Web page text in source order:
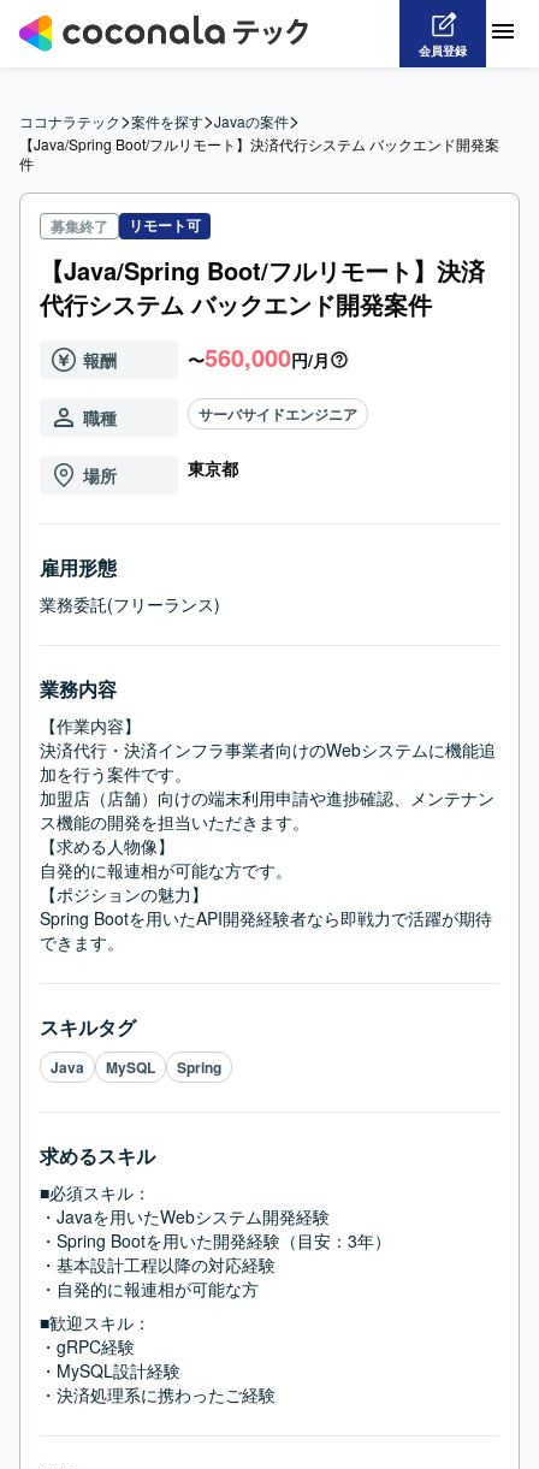
会員登録
ココナラテック>案件を探す>Javaの案件>
【Java/Spring Boot/フルリモート】決済代行システム バックエンド開発案
件
募集終了 リモート可
【Java/Spring Boot/フルリモート】決済
代行システム バックエンド開発案件
報酬 〜560,000円/月
職種 サーバサイドエンジニア
場所 東京都
雇用形態
業務委託(フリーランス)
業務内容
【作業内容】
決済代行・決済インフラ事業者向けのWebシステムに機能追
加を行う案件です。
加盟店（店舗）向けの端末利用申請や進捗確認、メンテナン
ス機能の開発を担当いただきます。
【求める人物像】
自発的に報連相が可能な方です。
【ポジションの魅力】
Spring Bootを用いたAPI開発経験者なら即戦力で活躍が期待
できます。
スキルタグ
Java MySQL Spring
求めるスキル
■必須スキル：
・Javaを用いたWebシステム開発経験
・Spring Bootを用いた開発経験（目安：3年）
・基本設計工程以降の対応経験
・自発的に報連相が可能な方
■歓迎スキル：
・gRPC経験
・MySQL設計経験
・決済処理系に携わったご経験